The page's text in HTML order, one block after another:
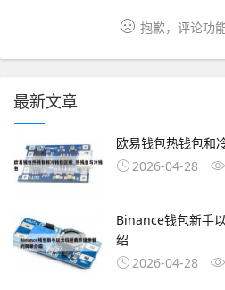
抱歉，评论功
最新文章
欧易钱包热钱包和
2026-04-28
Binance钱包新手
绍
2026-04-28